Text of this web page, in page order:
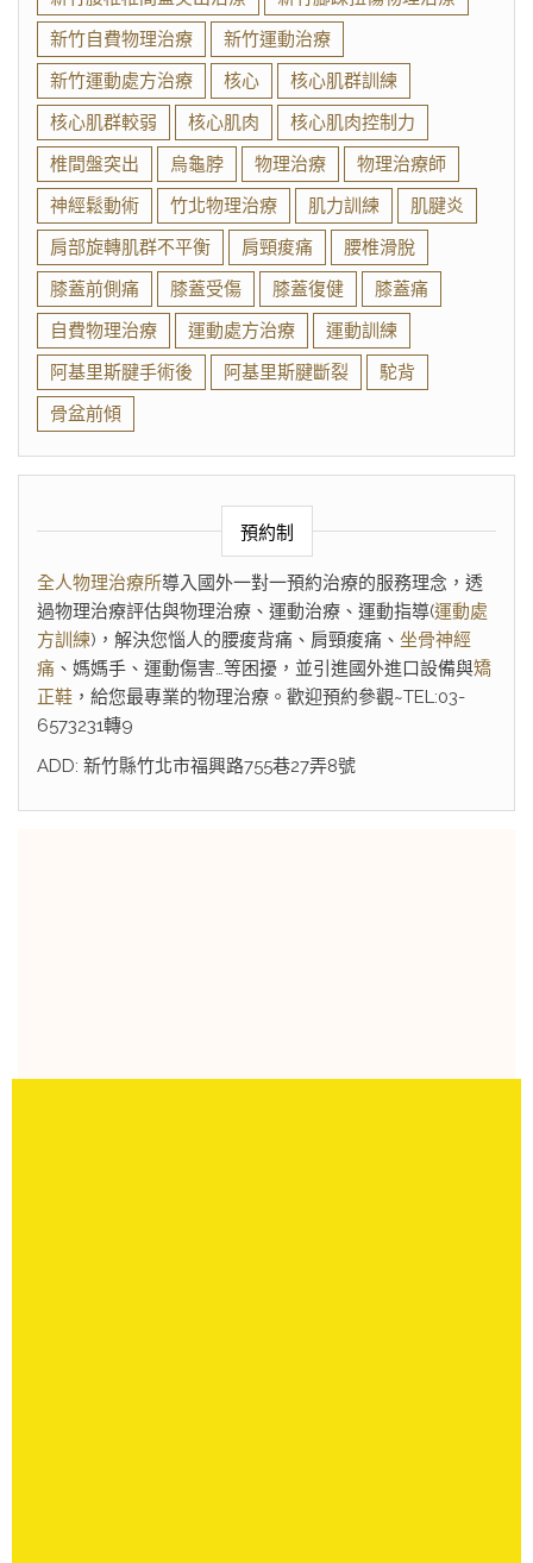
新竹自費物理治療
新竹運動治療
新竹運動處方治療
核心
核心肌群訓練
核心肌群較弱
核心肌肉
核心肌肉控制力
椎間盤突出
烏龜脖 物理治療
物理治療師
神經鬆動術
竹北物理治療 肌力訓練
肌腱炎
肩部旋轉肌群不平衡
肩頸痠痛
腰椎滑脫
膝蓋前側痛
膝蓋受傷 膝蓋復健
膝蓋痛
自費物理治療
運動處方治療
運動訓練
阿基里斯腱手術後
阿基里斯腱斷裂
駝背
骨盆前傾
預約制
全人物理治療所導入國外一對一預約治療的服務理念，透
過物理治療評估與物理治療、運動治療、運動指導(運動處
方訓練)，解決您惱人的腰痠背痛、肩頸痠痛、 坐骨神經
痛 、媽媽手、運動傷害…等困擾，並引進國外進口設備與矯
正鞋 ，給您最專業的物理治療。歡迎預約參觀~TEL:03-
6573231轉9
ADD: 新竹縣竹北市福興路755巷27弄8號